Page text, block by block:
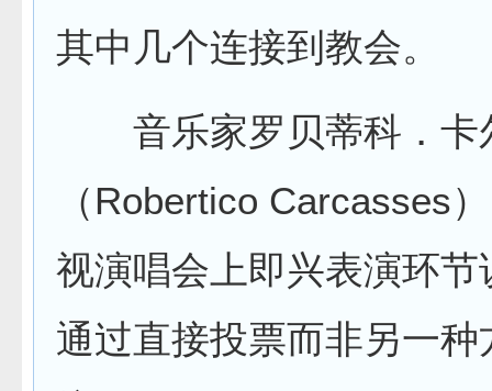
其中几个连接到教会。
音乐家罗贝蒂科．卡
（Robertico Carcasses
视演唱会上即兴表演环节
通过直接投票而非另一种